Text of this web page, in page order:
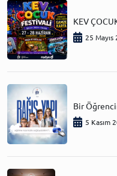
KEV
25 Mayıs
Bir
5 Kasım